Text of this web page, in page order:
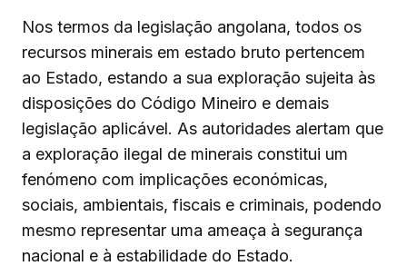
Nos termos da legislação angolana, todos os
recursos minerais em estado bruto pertencem
ao Estado, estando a sua exploração sujeita às
disposições do Código Mineiro e demais
legislação aplicável. As autoridades alertam que
a exploração ilegal de minerais constitui um
fenómeno com implicações económicas,
sociais, ambientais, fiscais e criminais, podendo
mesmo representar uma ameaça à segurança
nacional e à estabilidade do Estado.